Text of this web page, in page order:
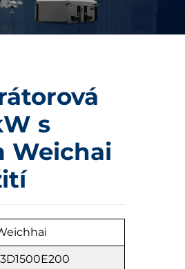
s
Weichai